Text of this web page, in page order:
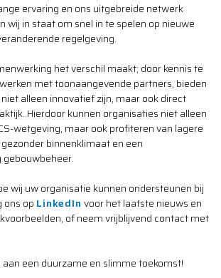
ervaring en ons uitgebreide netwerk
wij in staat om snel in te spelen op nieuwe
regelgeving.
het verschil maakt; door kennis te
met toonaangevende partners, bieden
alleen innovatief zijn, maar ook direct
Hierdoor kunnen organisaties niet alleen
wetgeving, maar ook profiteren van lagere
binnenklimaat en een
wij uw organisatie kunnen ondersteunen bij
ons op LinkedIn voor het laatste nieuws en
of neem vrijblijvend contact met
een duurzame en slimme toekomst!